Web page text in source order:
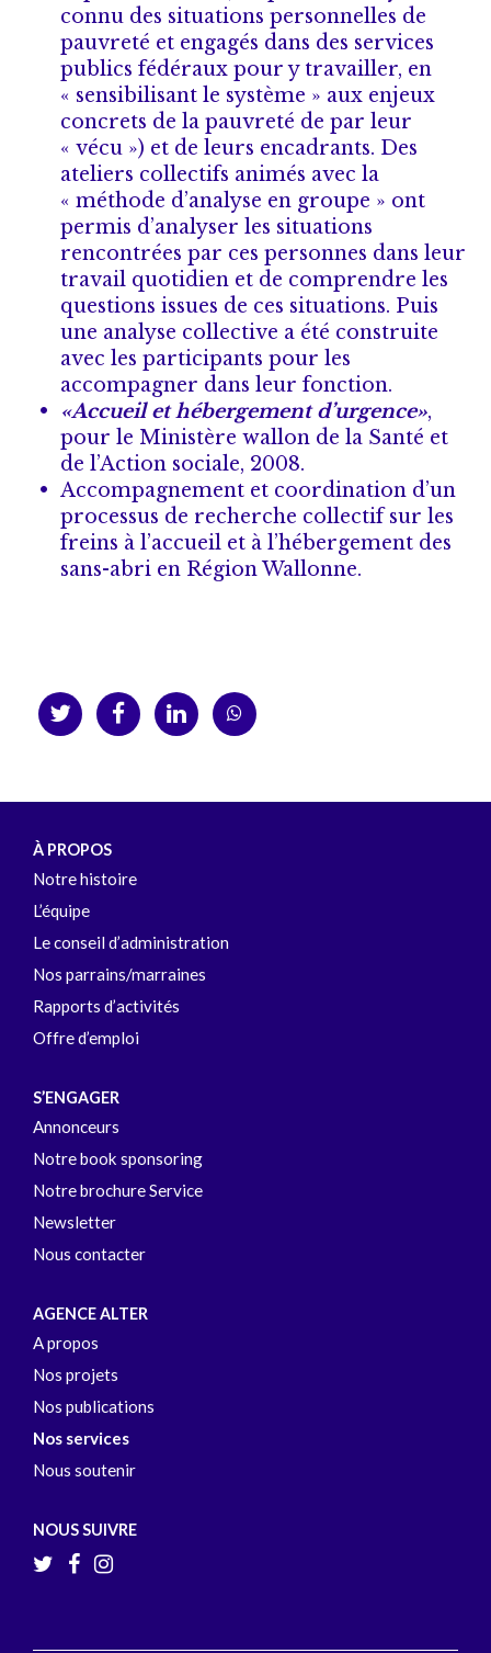
connu des situations personnelles de
pauvreté et engagés dans des services
publics fédéraux pour y travailler, en
« sensibilisant le système » aux enjeux
concrets de la pauvreté de par leur
« vécu ») et de leurs encadrants. Des
ateliers collectifs animés avec la
« méthode d’analyse en groupe » ont
permis d’analyser les situations
rencontrées par ces personnes dans leur
travail quotidien et de comprendre les
questions issues de ces situations. Puis
une analyse collective a été construite
avec les participants pour les
accompagner dans leur fonction.
«Accueil et hébergement d’urgence»,
pour le Ministère wallon de la Santé et
de l’Action sociale, 2008.
Accompagnement et coordination d’un
processus de recherche collectif sur les
freins à l’accueil et à l’hébergement des
sans-abri en Région Wallonne.
À PROPOS
Notre histoire
L’équipe
Le conseil d’administration
Nos parrains/marraines
Rapports d’activités
Offre d’emploi
S’ENGAGER
Annonceurs
Notre book sponsoring
Notre brochure Service
Newsletter
Nous contacter
AGENCE ALTER
A propos
Nos projets
Nos publications
Nos services
Nous soutenir
NOUS SUIVRE